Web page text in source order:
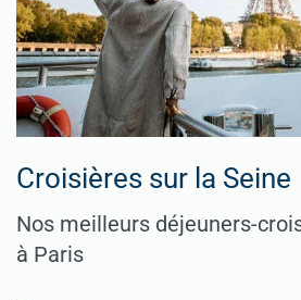
Croisières sur la Seine
Nos meilleurs déjeuners-
à Paris